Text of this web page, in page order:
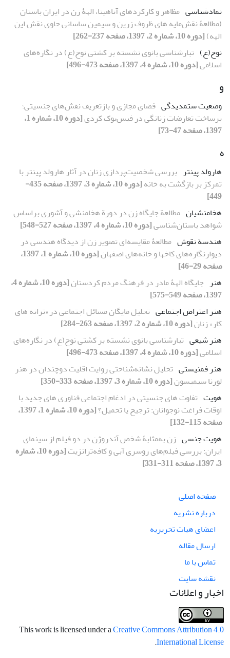
نمادشناسی مظاهر و کارکردهای آناهیتا، الهۀ زن در ایران باستان
(مطالعۀ نقش‌مایه‏ های ظروف زرین و سیمین ساسانی حاوی نقش این
الهه)[دوره 10، شماره 2، 1397، صفحه 237-262]
نوح(ع) تبارشناسی بانوی نشسته بر کشتی نوح(ع) در نگاره‌های
اسلامی[دوره 10، شماره 4، 1397، صفحه 473-496]
و
وضعیت ستم‏دیدگی فضای مجازی و بازتعریف نقش‌های جنسیتی؛
برساخت تعارضات زنانگی در فیس‌بوک کردی
[دوره 10، شماره 1،
1397، صفحه 47-73]
ه
هارولد پینتر بررسی شخصیت‌پردازی زنان در آثار هارولد پینتر با
تمرکز بر بازگشت به خانه
[دوره 10، شماره 3، 1397، صفحه 435-
449]
هخامنشیان مطالعة جایگاه زن در دورة هخامنشی و آشوری براساس
شواهد باستان‌شناسی[دوره 10، شماره 4، 1397، صفحه 527-548]
هندسة نقوش مطالعۀ مقایسه‌ای تصویر زن از دیدگاه هندسی در
دیوارنگاره‌های کاخ‏ها و خانه‌های اصفهان
[دوره 10، شماره 1، 1397،
صفحه 29-46]
هنر جایگاه الهۀ مادر در فرهنگ مردم کردستان
[دوره 10، شماره 4،
1397، صفحه 549-575]
هنر اعتراض اجتماعی تحلیل مایگان مسائل اجتماعی در «ترانه‏ های
کار» زنان[دوره 10، شماره 2، 1397، صفحه 263-284]
هنر شیعی تبارشناسی بانوی نشسته بر کشتی نوح(ع) در نگاره‌های
اسلامی[دوره 10، شماره 4، 1397، صفحه 473-496]
هنر فمنیستی تحلیل نشانه‌شناختی روایت اقلیت دوچندان در هنر
لورنا سیمپسون[دوره 10، شماره 3، 1397، صفحه 333-350]
هویت تفاوت‏ های جنسیتی در ادغام اجتماعی فناوری‏ های جدید با
اوقات فراغت نوجوانان: ترجیح یا تحمیل؟
[دوره 10، شماره 1، 1397،
صفحه 115-132]
هویت جنسی زن به‌مثابۀ شخص آندروژن در دو فیلم از سینمای
ایران: بررسی فیلم‌های روسری آبی و کافه‌ترانزیت
[دوره 10، شماره
3، 1397، صفحه 311-331]
صفحه اصلی
درباره نشریه
اعضای هیات تحریریه
ارسال مقاله
تماس با ما
نقشه سایت
اخبار و اعلانات
This work is licensed under aCreative Commons Attribution 4.0
International License
.